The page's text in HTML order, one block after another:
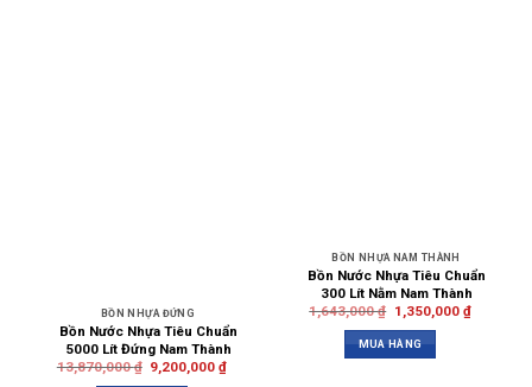
BỒN NHỰA ĐỨNG
Bồn Nước Nhựa Tiêu Chuẩn
5000 Lít Đứng Nam Thành
13,870,000₫ 9,200,000₫
BỒN NHỰA NAM THÀNH
Bồn Nước Nhựa Tiêu Chuẩn
300 Lít Nằm Nam Thành
1,643,000₫ 1,350,000 ₫
MUA HÀNG